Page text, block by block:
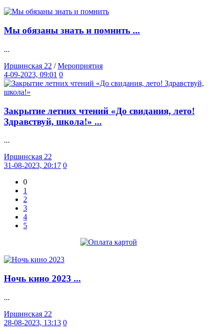
Мы обязаны знать и помнить ...
...
Иршинская 22 /Мероприятия
4-09-2023, 09:01 0
Закрытие летних чтений «До свидания, лето!
Здравствуй, школа!» ...
...
Иршинская 22
31-08-2023, 20:17 0
0
1
2
3
4
5
Ночь кино 2023 ...
...
Иршинская 22
28-08-2023, 13:13 0